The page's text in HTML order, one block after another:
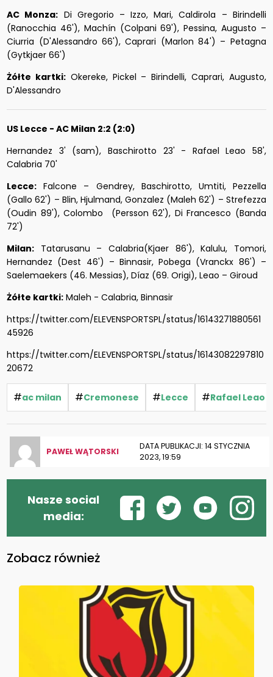
AC Monza: Di Gregorio – Izzo, Mari, Caldirola – Birindelli
(Ranocchia 46'), Machín (Colpani 69'), Pessina, Augusto –
Ciurria (D'Alessandro 66'), Caprari (Marlon 84') – Petagna
(Gytkjaer 66')
Żółte kartki: Okereke, Pickel – Birindelli, Caprari, Augusto,
D'Alessandro
US Lecce - AC Milan 2:2 (2:0)
Hernandez 3' (sam), Baschirotto 23' - Rafael Leao 58',
Calabria 70'
Lecce: Falcone – Gendrey, Baschirotto, Umtiti, Pezzella
(Gallo 62') – Blin, Hjulmand, Gonzalez (Maleh 62') – Strefezza
(Oudin 89'), Colombo (Persson 62'), Di Francesco (Banda
72')
Milan: Tatarusanu – Calabria(Kjaer 86'), Kalulu, Tomori,
Hernandez (Dest 46') – Binnasir, Pobega (Vranckx 86') –
Saelemaekers (46. Messias), Díaz (69. Origi), Leao – Giroud
Żółte kartki: Maleh - Calabria, Binnasir
https://twitter.com/ELEVENSPORTSPL/status/16143271880561
45926
https://twitter.com/ELEVENSPORTSPL/status/16143082297810
20672
#ac milan #Cremonese #Lecce #Rafael Leao
PAWEŁ WĄTORSKI
DATA PUBLIKACJI: 14 STYCZNIA
2023, 19:59
Nasze social
media:
Zobacz również